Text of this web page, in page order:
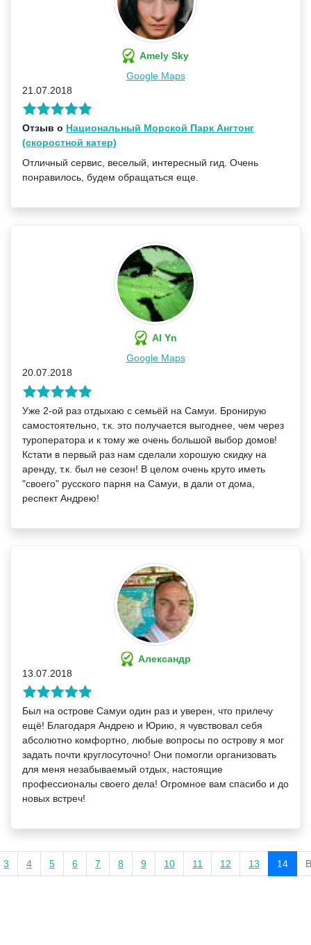
Amely Sky
Google Maps
21.07.2018
Отзыв о Национальный Морской Парк Ангтонг
(скоростной катер)
Отличный сервис, веселый, интересный гид. Очень
понравилось, будем обращаться еще.
Al Yn
Google Maps
20.07.2018
Уже 2-ой раз отдыхаю с семьёй на Самуи. Бронирую
самостоятельно, т.к. это получается выгоднее, чем через
туроператора и к тому же очень большой выбор домов!
Кстати в первый раз нам сделали хорошую скидку на
аренду, т.к. был не сезон! В целом очень круто иметь
"своего" русского парня на Самуи, в дали от дома,
респект Андрею!
Александр
13.07.2018
Был на острове Самуи один раз и уверен, что прилечу
ещё! Благодаря Андрею и Юрию, я чувствовал себя
абсолютно комфортно, любые вопросы по острову я мог
задать почти круглосуточно! Они помогли организовать
для меня незабываемый отдых, настоящие
профессионалы своего дела! Огромное вам спасибо и до
новых встреч!
3 4 5 6 7 8 9 10 11 12 13 14